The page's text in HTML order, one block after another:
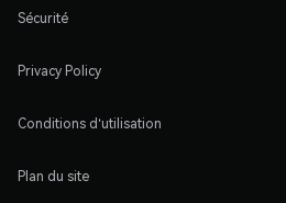
Sécurité
Privacy Policy
Conditions d'utilisation
Plan du site